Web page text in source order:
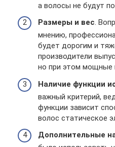
а волосы не будут
Размеры и вес.
мнению,
будет дорогим и
производители
но при этом мощные
Наличие функции
важный критерий,
функции зависит
волос статическое
Дополнительные